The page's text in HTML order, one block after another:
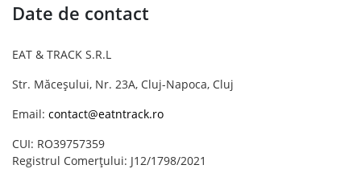
Date de contact
EAT & TRACK S.R.L
Str. Măceșului, Nr. 23A, Cluj-Napoca, Cluj
Email: contact@eatntrack.ro
CUI: RO39757359
Registrul Comerțului: J12/1798/2021